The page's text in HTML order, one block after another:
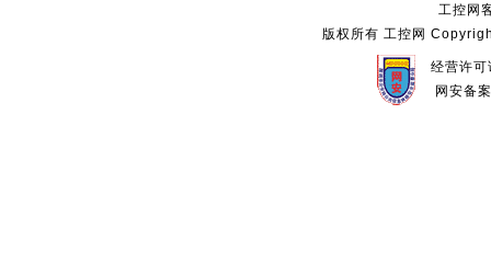
工控网
版权所有 工控网
经营许
网安备